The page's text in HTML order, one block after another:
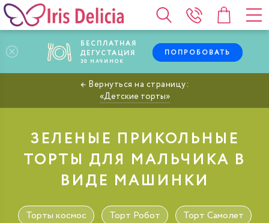
БЕСПЛАТНАЯ
ДЕГУСТАЦИЯ
30 НАЧИНОК
ПОПРОБОВАТЬ
Детские торты
ЗЕЛЕНЫЕ ПРИКОЛЬНЫЕ
ТОРТЫ ДЛЯ МАЛЬЧИКА В
ВИДЕ МАШИНКИ
Торты космос Торт Робот Торт Самолет